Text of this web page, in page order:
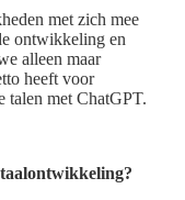
met zich mee
ontwikkeling en
alleen maar
heeft voor
talen met ChatGPT.